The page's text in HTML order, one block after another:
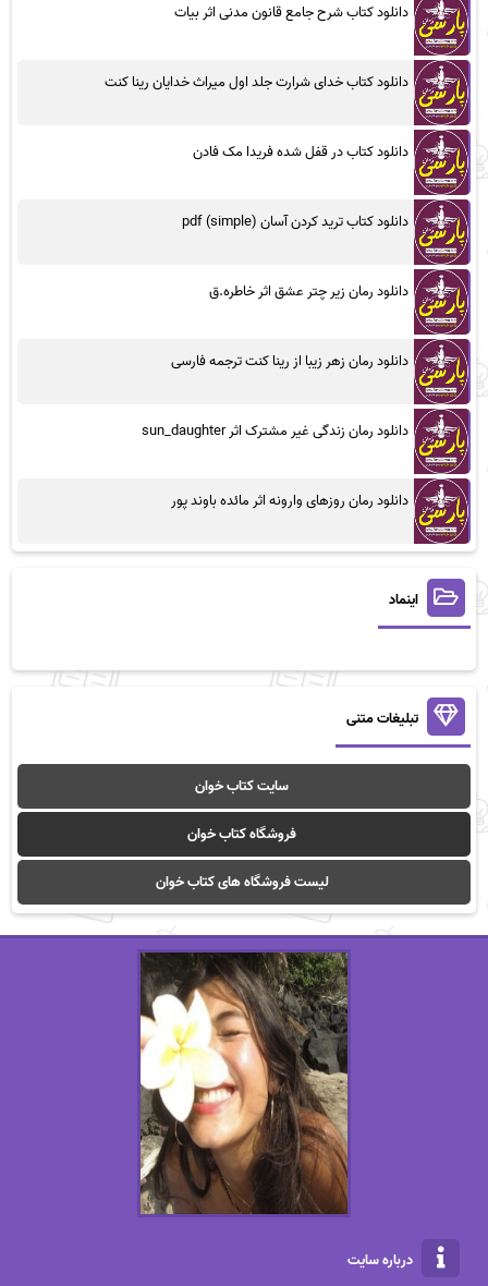
دانلود کتاب شرح جامع قانون مدنی اثر بیات
دانلود کتاب خدای شرارت جلد اول میراث خدایان رینا کنت
دانلود کتاب در قفل شده فریدا مک فادن
دانلود کتاب ترید کردن آسان (simple) pdf
دانلود رمان زیر چتر عشق اثر خاطره.ق
دانلود رمان زهر زیبا از رینا کنت ترجمه فارسی
دانلود رمان زندگی غیر مشترک اثر sun_daughter
دانلود رمان روزهای وارونه اثر مائده باوند پور
اینماد
تبلیغات متنی
سایت کتاب خوان
فروشگاه کتاب خوان
لیست فروشگاه های کتاب خوان
درباره سایت